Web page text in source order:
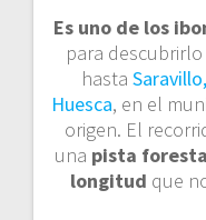
Es uno de los
para
hasta
Huesca, en el
origen. El
una pista
longitud que